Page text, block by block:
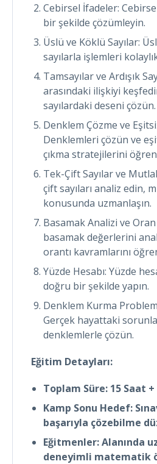
Cebirsel İfadeler:
bir şekilde çözümleyin.
Üslü ve Köklü Sayılar:
sayılarla işlemleri
Tamsayılar ve Ardışık
arasındaki ilişkiyi
sayılardaki deseni çözün.
Denklem Çözme ve
Denklemleri çözün ve
çıkma stratejilerini
Tek-Çift Sayılar ve
çift sayıları analiz edin,
konusunda uzmanlaşın.
Basamak Analizi ve Oran
basamak değerlerini
orantı kavramlarını
Yüzde Hesabı: Yüzde
doğru bir şekilde yapın.
Denklem Kurma
Gerçek hayattaki
denklemlerle çözün.
Eğitim Detayları:
Toplam Süre: 15 Saat +
Kamp Sonu Hedef:
başarıyla çözebilme
Eğitmenler: Alanında
deneyimli matematik